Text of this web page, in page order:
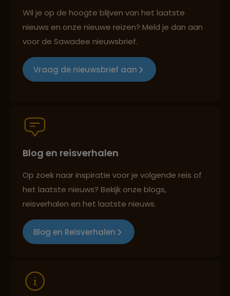
Groepsreizen mét indivuele vrijheid
Best beoordeelde reisroutes
Reizen met oog voor mens, cultuur en milieu
Wil je op de hoogte blijven van het laatste
nieuws en onze nieuwe reizen? Meld je dan aan
voor de Sawadee nieuwsbrief.
Vraag de nieuwsbrief aan
Blog en reisverhalen
Op zoek naar inspiratie voor je volgende reis of
het laatste nieuws? Bekijk onze blogs,
reisverhalen en het laatste nieuws.
Blog en Reisverhalen